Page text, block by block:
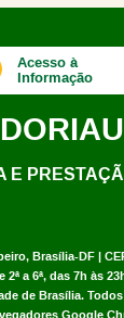
Brasília-DF |
a 6ª, das 7h às
de Brasília.
Acesso à
Informação
E